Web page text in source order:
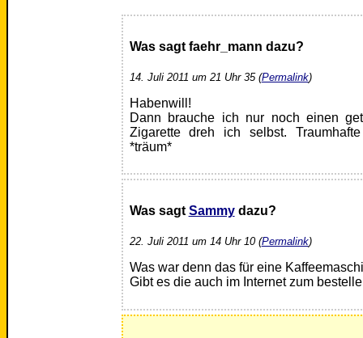
Was sagt faehr_mann dazu?
14. Juli 2011 um 21 Uhr 35 (Permalink)
Habenwill!
Dann brauche ich nur noch einen
Zigarette dreh ich selbst.
*träum*
Was sagt Sammydazu?
22. Juli 2011 um 14 Uhr 10 (Permalink)
Was war denn das für eine
Gibt es die auch im Internet zum